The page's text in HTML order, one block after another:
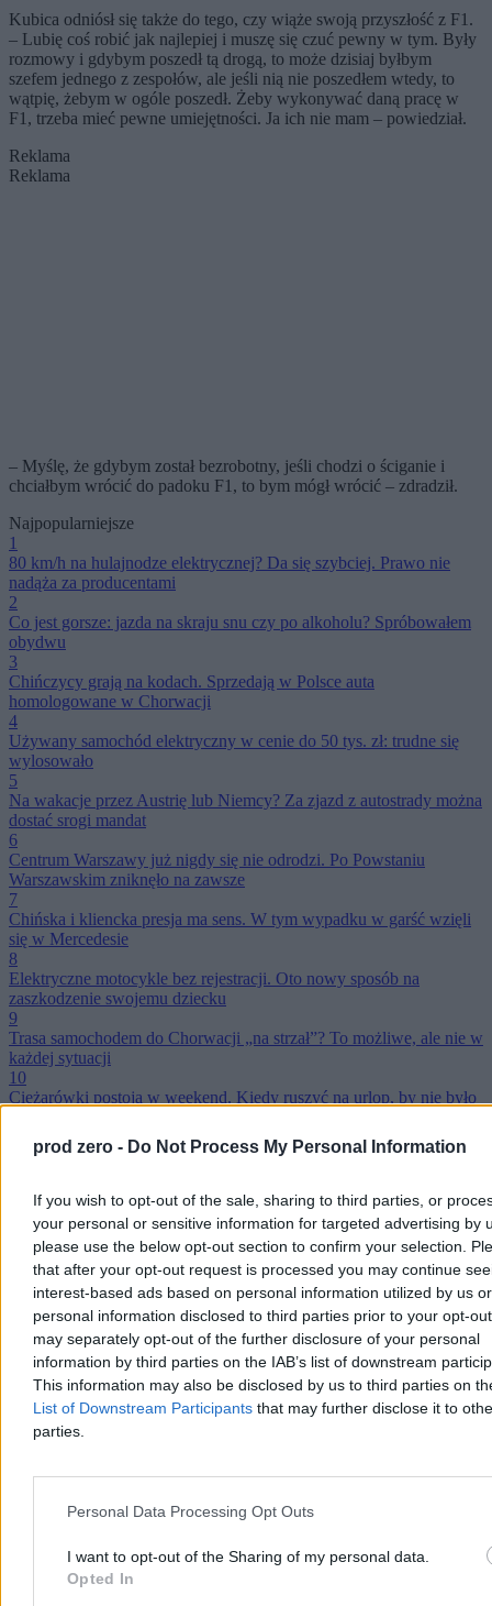
prod zero - Do Not Process My Personal Information
If you wish to opt-out of the sale, sharing to third parties, or
your personal or sensitive information for targeted advertising by
please use the below opt-out section to confirm your selection.
that after your opt-out request is processed you may continue
interest-based ads based on personal information utilized by us or
personal information disclosed to third parties prior to your opt-
may separately opt-out of the further disclosure of your personal
information by third parties on the IAB’s list of downstream
This information may also be disclosed by us to third parties on
List of Downstream Participants that may further disclose it to
parties.
Personal Data Processing Opt Outs
I want to opt-out of the Sharing of my personal data.
Opted In
Kubica odniósł się także do tego, czy wiąże swoją przyszłość z F1.
– Lubię coś robić jak najlepiej i muszę się czuć pewny w tym. Były
rozmowy i gdybym poszedł tą drogą, to może dzisiaj byłbym
szefem jednego z zespołów, ale jeśli nią nie poszedłem wtedy, to
wątpię, żebym w ogóle poszedł. Żeby wykonywać daną pracę w
F1, trzeba mieć pewne umiejętności. Ja ich nie mam – powiedział.
Reklama
Reklama
– Myślę, że gdybym został bezrobotny, jeśli chodzi o ściganie i
chciałbym wrócić do padoku F1, to bym mógł wrócić – zdradził.
Najpopularniejsze
1
80 km/h na hulajnodze elektrycznej? Da się szybciej. Prawo nie
nadąża za producentami
2
Co jest gorsze: jazda na skraju snu czy po alkoholu? Spróbowałem
obydwu
3
Chińczycy grają na kodach. Sprzedają w Polsce auta
homologowane w Chorwacji
4
Używany samochód elektryczny w cenie do 50 tys. zł: trudne się
wylosowało
5
Na wakacje przez Austrię lub Niemcy? Za zjazd z autostrady można
dostać srogi mandat
6
Centrum Warszawy już nigdy się nie odrodzi. Po Powstaniu
Warszawskim zniknęło na zawsze
7
Chińska i kliencka presja ma sens. W tym wypadku w garść wzięli
się w Mercedesie
8
Elektryczne motocykle bez rejestracji. Oto nowy sposób na
zaszkodzenie swojemu dziecku
9
Trasa samochodem do Chorwacji „na strzał”? To możliwe, ale nie w
każdej sytuacji
10
Ciężarówki postoją w weekend. Kiedy ruszyć na urlop, by nie było
Reklama
Reklama